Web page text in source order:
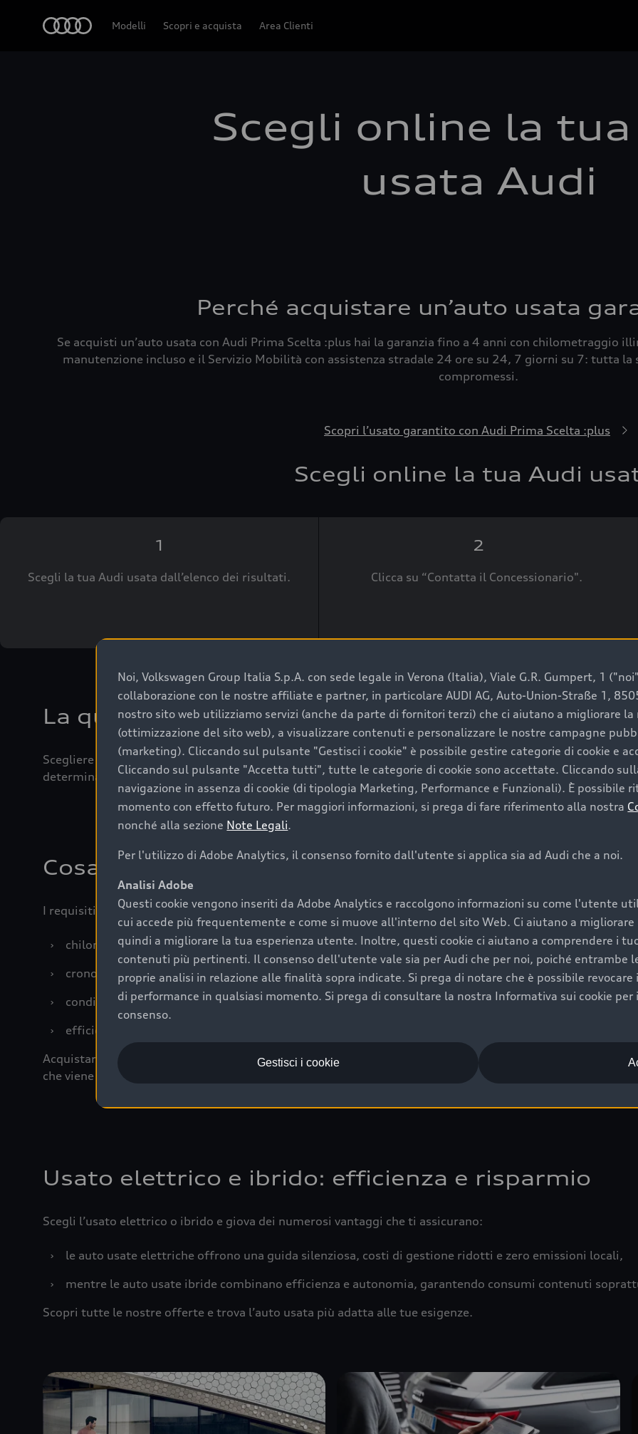
Modelli Scopri e acquista Area Clienti
Scegli online la
usata Audi
Perché acquistare un’auto usata
Se acquisti un’auto usata con Audi Prima Scelta :plus hai la garanzia fino a 4 anni con chilometraggio
manutenzione incluso e il Servizio Mobilità con assistenza stradale 24 ore su 24, 7 giorni su 7: tutta la
compromessi.
Scopri l’usato garantito con Audi Prima Scelta :plus
Scegli online la tua Audi
1
Scegli la tua Audi usata dall’elenco dei risultati.
2
Clicca su “Contatta il Concessionario".
La qualità di acquistare un’auto usata Audi
Scegliere un’auto usata è una decisione che coniuga convenienza, affidabilità e sostenibilità. Per fare un
determinanti come la garanzia inclusa e l’affidabilità del marchio. Audi offre l’auto usata perfetta tramite
Cosa sapere prima di acquistare la tua prossima
I requisiti fondamentali da considerare prima di acquistare un’auto usata, oltre al prezzo e all'aspetto,
›
chilometraggio: un valore contenuto corrisponde a uno stato migliore del veicolo e a una maggiore
›
cronologia dei tagliandi: una documentazione completa della vettura certifica una manutenzione
›
condizioni della carrozzeria e degli interni: una buona conservazione evidenzia cura e attenzione del
›
efficienza meccanica: motore, trasmissione e componenti principali in ottimo stato garantiscono
Acquistare un’auto usata in una Concessionaria ufficiale Audi che offre l’usato garantito tramite Audi
che viene sottoposto a 110 controlli approfonditi e coperto da garanzia fino a 4 anni per una maggiore
Usato elettrico e ibrido: efficienza e risparmio
Scegli l’usato elettrico o ibrido e giova dei numerosi vantaggi che ti assicurano:
›
le auto usate elettriche offrono una guida silenziosa, costi di gestione ridotti e zero emissioni locali,
›
mentre le auto usate ibride combinano efficienza e autonomia, garantendo consumi contenuti
Scopri tutte le nostre offerte e trova l’auto usata più adatta alle tue esigenze.
Noi, Volkswagen Group Italia S.p.A. con sede legale in Verona (Italia), Viale G.R. Gumpert, 1
collaborazione con le nostre affiliate e partner, in particolare AUDI AG, Auto-Union-Straße 1,
nostro sito web utilizziamo servizi (anche da parte di fornitori terzi) che ci aiutano a migliorare la
(ottimizzazione del sito web), a visualizzare contenuti e personalizzare le nostre campagne
(marketing). Cliccando sul pulsante "Gestisci i cookie" è possibile gestire categorie di cookie e
Cliccando sul pulsante "Accetta tutti", tutte le categorie di cookie sono accettate. Cliccando
navigazione in assenza di cookie (di tipologia Marketing, Performance e Funzionali). È possibile
momento con effetto futuro. Per maggiori informazioni, si prega di fare riferimento alla nostra
nonché alla sezione Note Legali.
Per l'utilizzo di Adobe Analytics, il consenso fornito dall'utente si applica sia ad Audi che a noi.
Analisi Adobe
Questi cookie vengono inseriti da Adobe Analytics e raccolgono informazioni su come l'utente
cui accede più frequentemente e come si muove all'interno del sito Web. Ci aiutano a
quindi a migliorare la tua esperienza utente. Inoltre, questi cookie ci aiutano a comprendere i
contenuti più pertinenti. Il consenso dell'utente vale sia per Audi che per noi, poiché entrambe
proprie analisi in relazione alle finalità sopra indicate. Si prega di notare che è possibile
di performance in qualsiasi momento. Si prega di consultare la nostra Informativa sui cookie per
consenso.
Gestisci i cookie